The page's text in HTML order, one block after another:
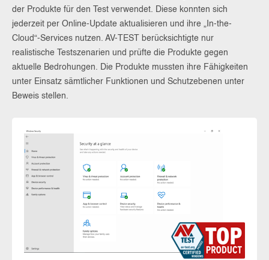
der Produkte für den Test verwendet. Diese konnten sich
jederzeit per Online-Update aktualisieren und ihre „In-the-
Cloud“-Services nutzen. AV-TEST berücksichtigte nur
realistische Testszenarien und prüfte die Produkte gegen
aktuelle Bedrohungen. Die Produkte mussten ihre Fähigkeiten
unter Einsatz sämtlicher Funktionen und Schutzebenen unter
Beweis stellen.